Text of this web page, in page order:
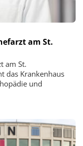
am St.
am St.
das Krankenhaus
und